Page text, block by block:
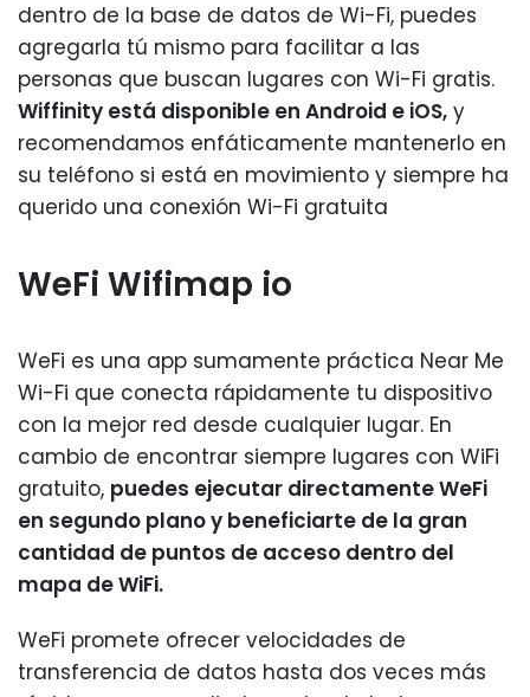
dentro de la base de datos de Wi-Fi, puedes
agregarla tú mismo para facilitar a las
personas que buscan lugares con Wi-Fi gratis.
Wiffinity está disponible en Android e iOS, y
recomendamos enfáticamente mantenerlo en
su teléfono si está en movimiento y siempre ha
querido una conexión Wi-Fi gratuita
WeFi Wifimap io
WeFi es una app sumamente práctica Near Me
Wi-Fi que conecta rápidamente tu dispositivo
con la mejor red desde cualquier lugar. En
cambio de encontrar siempre lugares con WiFi
gratuito, puedes ejecutar directamente WeFi
en segundo plano y beneficiarte de la gran
cantidad de puntos de acceso dentro del
mapa de WiFi.
WeFi promete ofrecer velocidades de
transferencia de datos hasta dos veces más